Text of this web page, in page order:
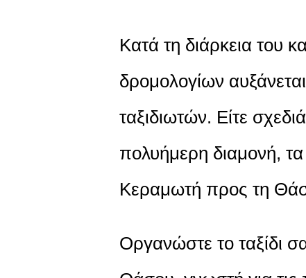
Κατά τη διάρκεια του
δρομολογίων
ταξιδιωτών. Είτε
πολυήμερη διαμονή,
Κεραμωτή προς τη
Οργανώστε το ταξίδι